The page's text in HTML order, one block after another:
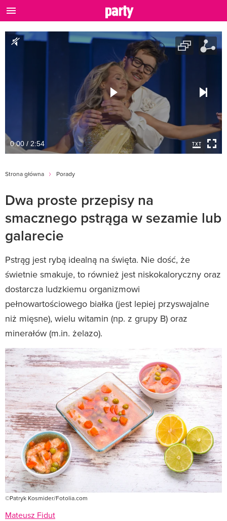
0:00 / 2:54
Strona główna Porady
Dwa proste przepisy na
smacznego pstrąga w sezamie lub
galarecie
Pstrąg jest rybą idealną na święta. Nie dość, że
świetnie smakuje, to również jest niskokaloryczny oraz
dostarcza ludzkiemu organizmowi
pełnowartościowego białka (jest lepiej przyswajalne
niż mięsne), wielu witamin (np. z grupy B) oraz
minerałów (m.in. żelazo).
©Patryk Kosmider/Fotolia.com
Mateusz Fidut